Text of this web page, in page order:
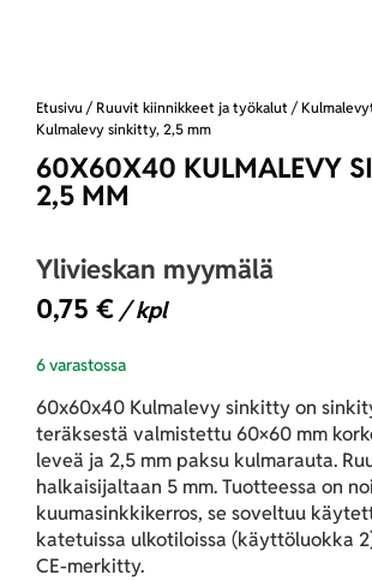
Etusivu / Ruuvit kiinnikkeet ja työkalut /
Kulmalevy sinkitty, 2,5 mm
60X60X40 KULMALEVY
2,5 MM
Ylivieskan myymälä
0,75 € / kpl
6 varastossa
60x60x40 Kulmalevy sinkitty on
teräksestä valmistettu 60×60 mm
leveä ja 2,5 mm paksu kulmarauta.
halkaisijaltaan 5 mm. Tuotteessa on
kuumasinkkikerros, se soveltuu
katetuissa ulkotiloissa (käyttöluokka
CE-merkitty.